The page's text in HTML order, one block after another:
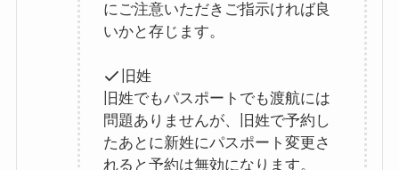
にご注意いただきご指示ければ良
いかと存じます。
旧姓
旧姓でもパスポートでも渡航には
問題ありませんが、旧姓で予約し
たあとに新姓にパスポート変更さ
れると予約は無効になります。